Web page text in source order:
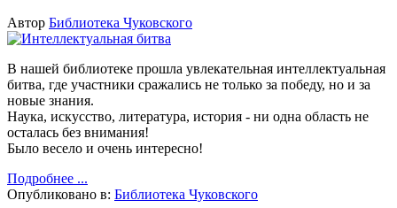
Автор Библиотека Чуковского
В нашей библиотеке прошла увлекательная интеллектуальная
битва, где участники сражались не только за победу, но и за
новые знания.
Наука, искусство, литература, история - ни одна область не
осталась без внимания!
Было весело и очень интересно!
Подробнее ...
Опубликовано в: Библиотека Чуковского